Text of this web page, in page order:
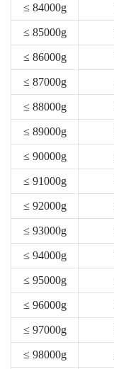
≤ 84000g
≤ 85000g
≤ 86000g
≤ 87000g
≤ 88000g
≤ 89000g
≤ 90000g
≤ 91000g
≤ 92000g
≤ 93000g
≤ 94000g
≤ 95000g
≤ 96000g
≤ 97000g
≤ 98000g